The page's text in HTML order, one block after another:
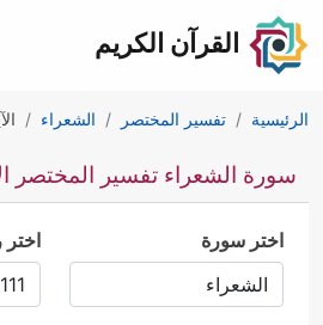
القرآن الكريم
الرئيسية تفسير المختصر الشعراء
سورة الشعراء تفسير المختصر الآية
اختر سورة اختر